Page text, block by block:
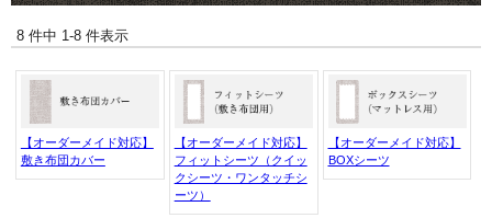
8 件中 1-8 件表示
【オーダーメイド対応】
敷き布団カバー
【オーダーメイド対応】
フィットシーツ（クイッ
クシーツ・ワンタッチシ
ーツ）
【オーダーメイド対応】
BOXシーツ